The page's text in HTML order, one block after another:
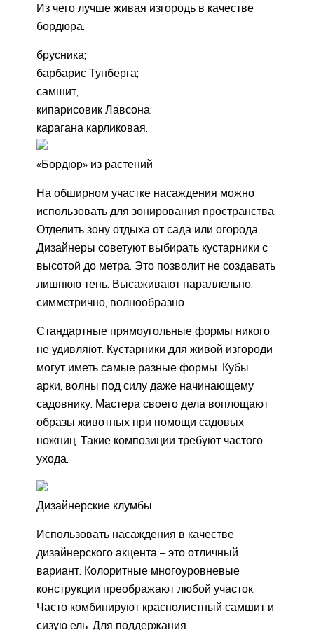
Из чего лучше живая изгородь в качестве
бордюра:
брусника;
барбарис Тунберга;
самшит;
кипарисовик Лавсона;
карагана карликовая.
«Бордюр» из растений
На обширном участке насаждения можно
использовать для зонирования пространства.
Отделить зону отдыха от сада или огорода.
Дизайнеры советуют выбирать кустарники с
высотой до метра. Это позволит не создавать
лишнюю тень. Высаживают параллельно,
симметрично, волнообразно.
Стандартные прямоугольные формы никого
не удивляют. Кустарники для живой изгороди
могут иметь самые разные формы. Кубы,
арки, волны под силу даже начинающему
садовнику. Мастера своего дела воплощают
образы животных при помощи садовых
ножниц. Такие композиции требуют частого
ухода.
Дизайнерские клумбы
Использовать насаждения в качестве
дизайнерского акцента – это отличный
вариант. Колоритные многоуровневые
конструкции преображают любой участок.
Часто комбинируют краснолистный самшит и
сизую ель. Для поддержания